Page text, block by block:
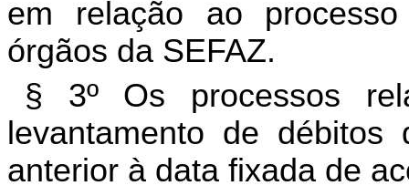
em relação ao
órgãos da SEFAZ.
§ 3º Os processos
levantamento de
anterior à data fixada de